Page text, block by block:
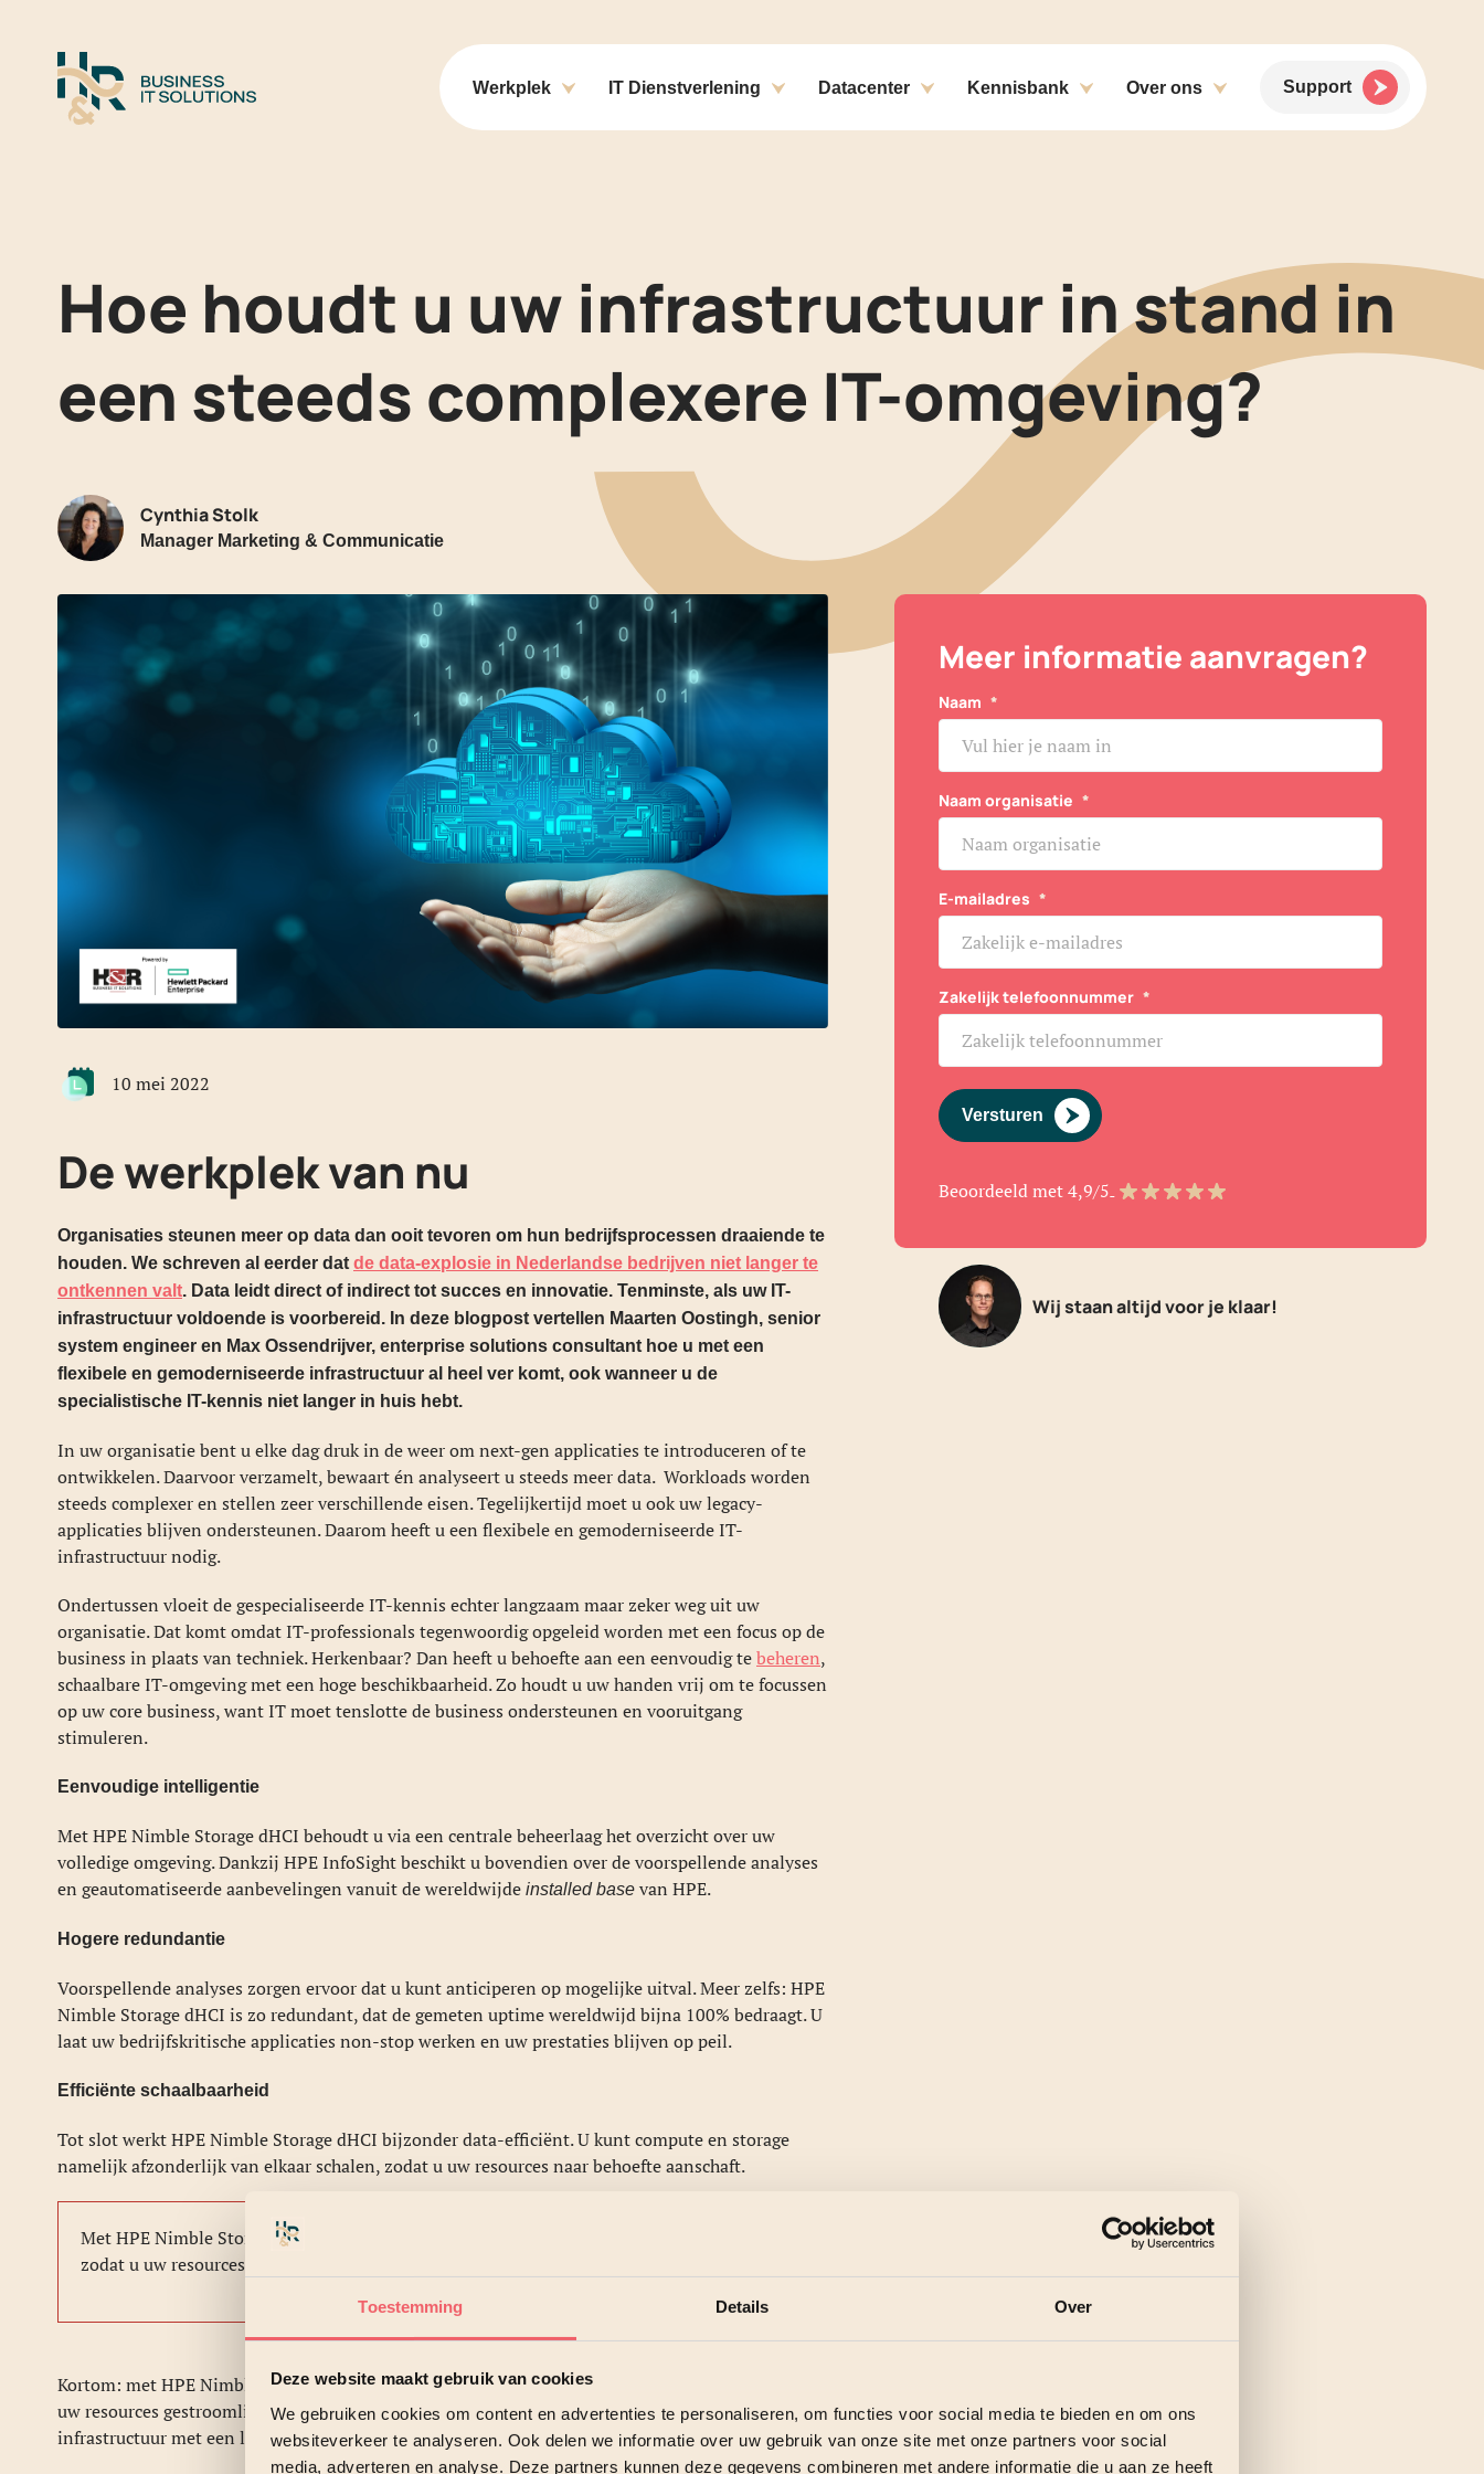
Toestemming Details Over
Deze website maakt gebruik van cookies
We gebruiken cookies om content en advertenties te personaliseren, om functies voor social media te bieden en om ons
websiteverkeer te analyseren. Ook delen we informatie over uw gebruik van onze site met onze partners voor social
media, adverteren en analyse. Deze partners kunnen deze gegevens combineren met andere informatie die u aan ze heeft
Logo H&R Business IT Solutions
Werkplek IT Dienstverlening Datacenter Kennisbank Over ons Support
Hoe houdt u uw infrastructuur in stand in
een steeds complexere IT-omgeving?
Cynthia Stolk
Manager Marketing & Communicatie
10 mei 2022
De werkplek van nu
Organisaties steunen meer op data dan ooit tevoren om hun bedrijfsprocessen draaiende te
houden. We schreven al eerder dat de data-explosie in Nederlandse bedrijven niet langer te
ontkennen valt. Data leidt direct of indirect tot succes en innovatie. Tenminste, als uw IT-
infrastructuur voldoende is voorbereid. In deze blogpost vertellen Maarten Oostingh, senior
system engineer en Max Ossendrijver, enterprise solutions consultant hoe u met een
flexibele en gemoderniseerde infrastructuur al heel ver komt, ook wanneer u de
specialistische IT-kennis niet langer in huis hebt.
In uw organisatie bent u elke dag druk in de weer om next-gen applicaties te introduceren of te
ontwikkelen. Daarvoor verzamelt, bewaart én analyseert u steeds meer data. Workloads worden
steeds complexer en stellen zeer verschillende eisen. Tegelijkertijd moet u ook uw legacy-
applicaties blijven ondersteunen. Daarom heeft u een flexibele en gemoderniseerde IT-
infrastructuur nodig.
Ondertussen vloeit de gespecialiseerde IT-kennis echter langzaam maar zeker weg uit uw
organisatie. Dat komt omdat IT-professionals tegenwoordig opgeleid worden met een focus op de
business in plaats van techniek. Herkenbaar? Dan heeft u behoefte aan een eenvoudig tebeheren,
schaalbare IT-omgeving met een hoge beschikbaarheid. Zo houdt u uw handen vrij om te focussen
op uw core business, want IT moet tenslotte de business ondersteunen en vooruitgang
stimuleren.
Eenvoudige intelligentie
Met HPE Nimble Storage dHCI behoudt u via een centrale beheerlaag het overzicht over uw
volledige omgeving. Dankzij HPE InfoSight beschikt u bovendien over de voorspellende analyses
en geautomatiseerde aanbevelingen vanuit de wereldwijde installed base van HPE.
Hogere redundantie
Voorspellende analyses zorgen ervoor dat u kunt anticiperen op mogelijke uitval. Meer zelfs: HPE
Nimble Storage dHCI is zo redundant, dat de gemeten uptime wereldwijd bijna 100% bedraagt. U
laat uw bedrijfskritische applicaties non-stop werken en uw prestaties blijven op peil.
Efficiënte schaalbaarheid
Tot slot werkt HPE Nimble Storage dHCI bijzonder data-efficiënt. U kunt compute en storage
namelijk afzonderlijk van elkaar schalen, zodat u uw resources naar behoefte aanschaft.
Met HPE Nimble Storage dHCI kunt u compute en storage afzonderlijk van elkaar schalen,
zodat u uw resources naar behoefte aanschaft.
Kortom: met HPE Nimble Storage dHCI wordt het beheer, de implementatie en de schaling van al
uw resources gestroomlijnd. Het resultaat is een vereenvoudigde, maar efficiënte IT-
infrastructuur met een lagere TCO.
Meer informatie aanvragen?
Naam *
Naam organisatie *
E-mailadres *
Zakelijk telefoonnummer *
Versturen
Beoordeeld met 4,9/5
Wij staan altijd voor je klaar!